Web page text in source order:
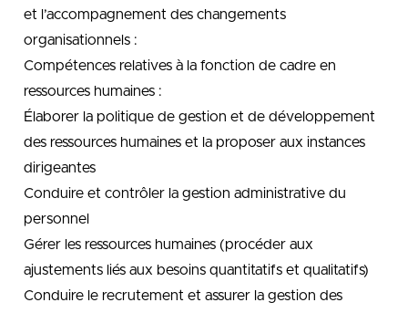
et l’accompagnement des changements
organisationnels :
Compétences relatives à la fonction de cadre en
ressources humaines :
Élaborer la politique de gestion et de développement
des ressources humaines et la proposer aux instances
dirigeantes
Conduire et contrôler la gestion administrative du
personnel
Gérer les ressources humaines (procéder aux
ajustements liés aux besoins quantitatifs et qualitatifs)
Conduire le recrutement et assurer la gestion des